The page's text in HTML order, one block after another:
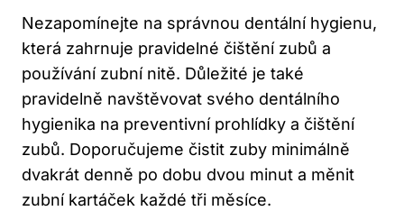
Nezapomínejte na správnou dentální hygienu,
která zahrnuje pravidelné čištění zubů a
používání zubní nitě. Důležité je také
pravidelně navštěvovat svého dentálního
hygienika na preventivní prohlídky a čištění
zubů. Doporučujeme čistit zuby minimálně
dvakrát denně po dobu dvou minut a měnit
zubní kartáček každé tři měsíce.